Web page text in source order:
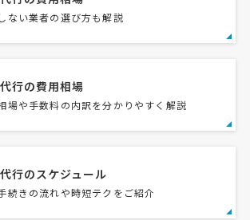
ない業者の選び方も解説
行の費用相場
場や手数料の内訳を分かりやすく解説
行のスケジュール
続きの流れや時短テクをご紹介